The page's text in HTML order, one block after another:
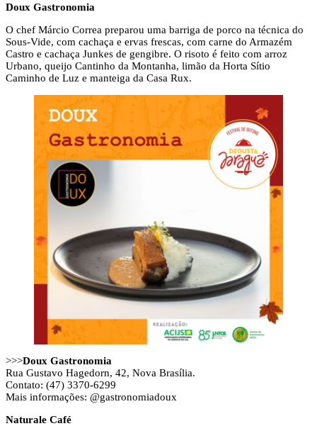
Doux Gastronomia
O chef Márcio Correa preparou uma barriga de porco na técnica do
Sous-Vide, com cachaça e ervas frescas, com carne do Armazém
Castro e cachaça Junkes de gengibre. O risoto é feito com arroz
Urbano, queijo Cantinho da Montanha, limão da Horta Sítio
Caminho de Luz e manteiga da Casa Rux.
>>>Doux Gastronomia
Rua Gustavo Hagedorn, 42, Nova Brasília.
Contato: (47) 3370-6299
Mais informações: @gastronomiadoux
Naturale Café